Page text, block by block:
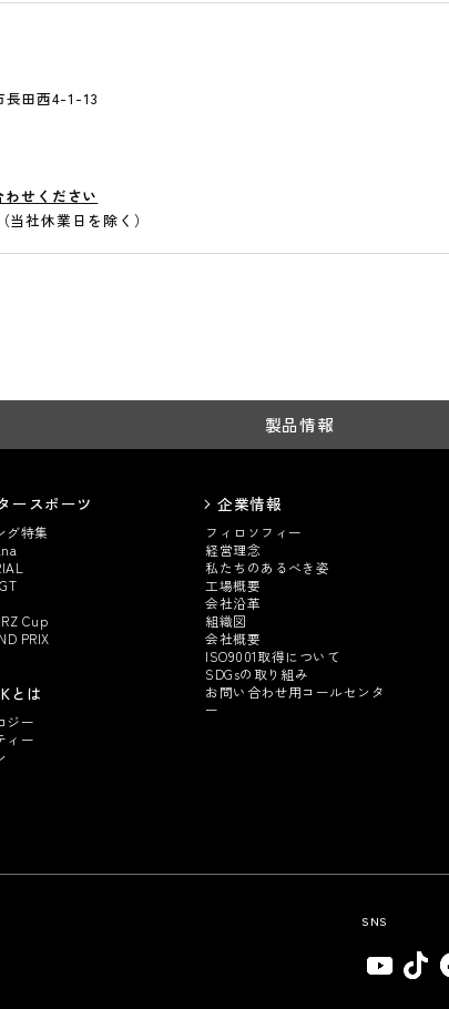
田西4-1-13
せください
社休業日を除く）
製品情報
ースポーツ
グ特集
Cup
PRIX
とは
ジー
ィー
企業情報
フィロソフィー
経営理念
私たちのあるべき姿
工場概要
会社沿革
組織図
会社概要
ISO9001取得について
SDGsの取り組み
お問い合わせ用コールセンタ
ー
SNS